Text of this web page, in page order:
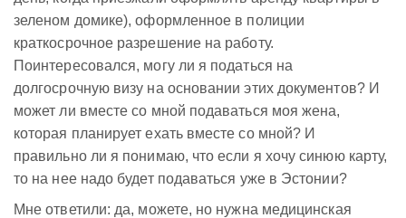
зеленом домике), оформленное в полиции
краткосрочное разрешение на работу.
Поинтересовался, могу ли я податься на
долгосрочную визу на основании этих документов? И
может ли вместе со мной подаваться моя жена,
которая планирует ехать вместе со мной? И
правильно ли я понимаю, что если я хочу синюю карту,
то на нее надо будет подаваться уже в Эстонии?
Мне ответили: да, можете, но нужна медицинская